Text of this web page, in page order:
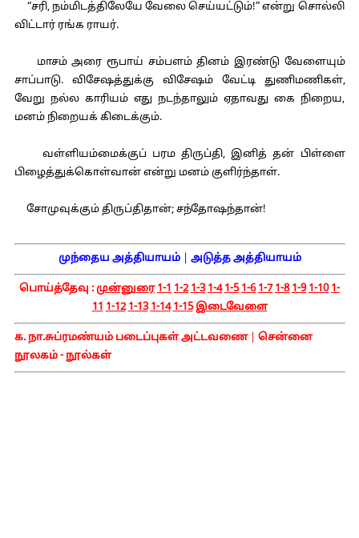
“சரி, நம்மிடத்திலேயே வேலை செய்யட்டும்!” என்று சொல்லி
விட்டார் ரங்க ராயர்.
மாசம் அரை ரூபாய் சம்பளம் தினம் இரண்டு வேளையும்
சாப்பாடு. விசேஷத்துக்கு விசேஷம் வேட்டி துணிமணிகள்,
வேறு நல்ல காரியம் எது நடந்தாலும் ஏதாவது கை நிறைய,
மனம் நிறையக் கிடைக்கும்.
வள்ளியம்மைக்குப் பரம திருப்தி, இனித் தன் பிள்ளை
பிழைத்துக்கொள்வான் என்று மனம் குளிர்ந்தாள்.
சோமுவுக்கும் திருப்திதான்; சந்தோஷந்தான்!
முந்தைய அத்தியாயம்| அடுத்த அத்தியாயம்
பொய்த்தேவு :முன்னுரை 1-1 1-2 1-3 1-4 1-5 1-6 1-7 1-8 1-9 1-10 1-
11 1-12 1-13 1-14 1-15 இடைவேளை
க. நா.சுப்ரமண்யம் படைப்புகள் அட்டவணை| சென்னை
நூலகம் - நூல்கள்